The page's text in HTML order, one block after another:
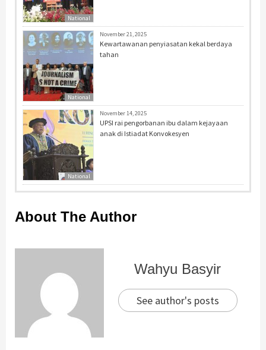
National
National
November 21, 2025
Kewartawanan penyiasatan kekal berdaya
tahan
National
November 14, 2025
UPSI rai pengorbanan ibu dalam kejayaan
anak di Istiadat Konvokesyen
About The Author
Wahyu Basyir
See author's posts